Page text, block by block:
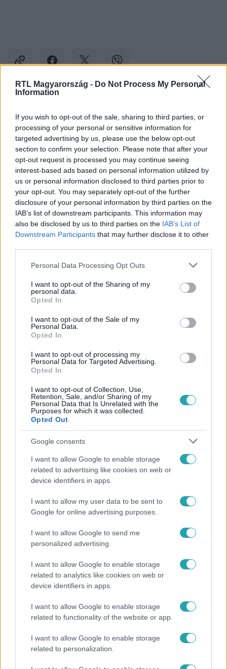
RTL Magyarország - Do Not Process My Personal
Information
If you wish to opt-out of the sale, sharing to third parties, or
processing of your personal or sensitive information for
targeted advertising by us, please use the below opt-out
section to confirm your selection. Please note that after your
opt-out request is processed you may continue seeing
interest-based ads based on personal information utilized by
us or personal information disclosed to third parties prior to
your opt-out. You may separately opt-out of the further
disclosure of your personal information by third parties on the
IAB’s list of downstream participants. This information may
also be disclosed by us to third parties on the IAB’s List of
Downstream Participants that may further disclose it to other
Please note that this website/app uses one or more Google
not limited to your visit or usage behaviour. You may click to
grant or deny consent to Google and its third-party tags to
use your data for below specified purposes in below Google
consent section.
Personal Data Processing Opt Outs
I want to opt-out of the Sharing of my
personal data.
Opted In
I want to opt-out of the Sale of my
Personal Data.
Opted In
I want to opt-out of processing my
Personal Data for Targeted Advertising.
Opted In
I want to opt-out of Collection, Use,
Retention, Sale, and/or Sharing of my
Personal Data that Is Unrelated with the
Purposes for which it was collected.
Opted Out
Google consents
I want to allow Google to enable storage
related to advertising like cookies on web or
device identifiers in apps.
I want to allow my user data to be sent to
Google for online advertising purposes.
I want to allow Google to send me
personalized advertising.
I want to allow Google to enable storage
related to analytics like cookies on web or
device identifiers in apps.
I want to allow Google to enable storage
related to functionality of the website or app.
I want to allow Google to enable storage
related to personalization.
Facebookon is!
Követem
#CINEMAKLUB #TOM HARDY # VILÁGSZTÁR
#DUNKIRK #MAD MAX #EREDET #BATMAN
#SZÍNÉSZ #PORTRÉ #RTL KLUB #RTL
Népszerű
Otthagyta a rádiózást, most óceánjáró hajón
dolgozik Garami Gábor